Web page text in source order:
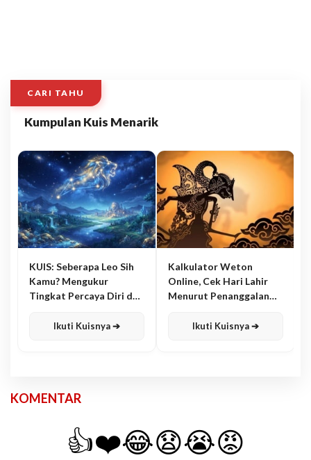
CARI TAHU
Kumpulan Kuis Menarik
KUIS: Seberapa Leo Sih
Kamu? Mengukur
Tingkat Percaya Diri dan
Ikuti Kuisnya ➔
Kalkulator Weton
Online, Cek Hari Lahir
Menurut Penanggalan
Ikuti Kuisnya ➔
KOMENTAR
👍❤️😂😧😭😡